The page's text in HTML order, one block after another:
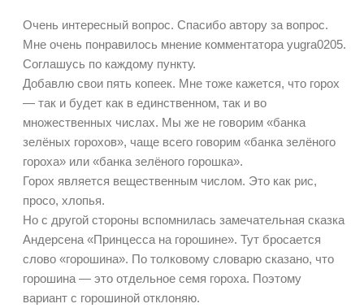
Очень интересный вопрос. Спасибо автору за вопрос.
Мне очень понравилось мнение комментатора yugra0205.
Соглашусь по каждому пункту.
Добавлю свои пять копеек. Мне тоже кажется, что горох
— так и будет как в единственном, так и во
множественных числах. Мы же не говорим «банка
зелёных горохов», чаще всего говорим «банка зелёного
гороха» или «банка зелёного горошка».
Горох является вещественным числом. Это как рис,
просо, хлопья.
Но с другой стороны вспомнилась замечательная сказка
Андерсена «Принцесса на горошине». Тут бросается
слово «горошина». По толковому словарю сказано, что
горошина — это отдельное семя гороха. Поэтому
вариант с горошиной отклоняю.